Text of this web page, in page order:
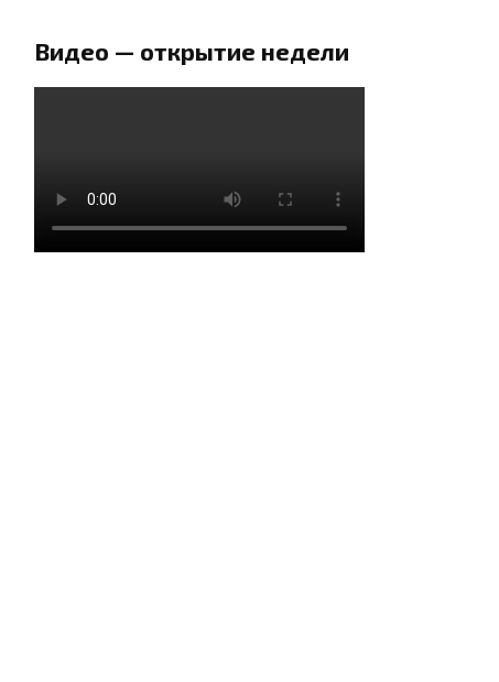
Видео — открытие недели